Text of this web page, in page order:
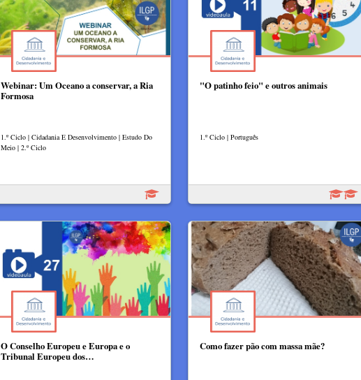
Webinar: Um Oceano a conservar, a Ria
Formosa
1.º Ciclo | Cidadania E Desenvolvimento | Estudo Do
Meio | 2.º Ciclo
"O patinho feio" e outros animais
1.º Ciclo | Português
O Conselho Europeu e Europa e o
Tribunal Europeu dos…
Como fazer pão com massa mãe?